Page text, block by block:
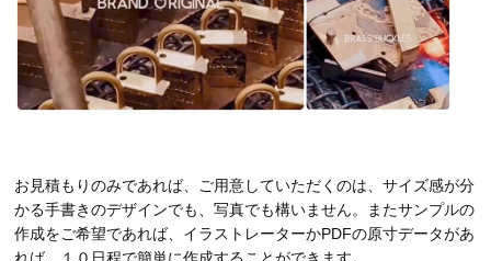
お見積もりのみであれば、ご用意していただくのは、サイズ感が分
かる手書きのデザインでも、写真でも構いません。またサンプルの
作成をご希望であれば、イラストレーターかPDFの原寸データがあ